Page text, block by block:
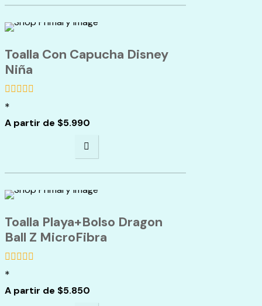
Toalla Con Capucha Disney
Niña
de
*
A partir de $5.990
Toalla Playa+Bolso Dragon
Ball Z MicroFibra
de
*
A partir de $5.850